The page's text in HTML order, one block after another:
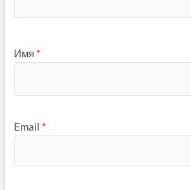
Имя *
Email *